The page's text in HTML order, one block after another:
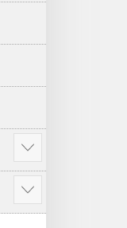
Show
more
Show
more